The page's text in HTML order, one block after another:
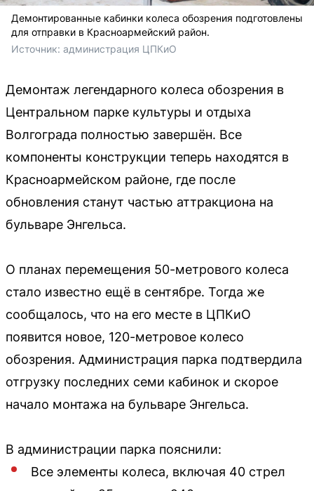
Демонтированные кабинки колеса обозрения подготовлены
для отправки в Красноармейский район.
Источник: администрация ЦПКиО
Демонтаж легендарного колеса обозрения в
Центральном парке культуры и отдыха
Волгограда полностью завершён. Все
компоненты конструкции теперь находятся в
Красноармейском районе, где после
обновления станут частью аттракциона на
бульваре Энгельса.
О планах перемещения 50-метрового колеса
стало известно ещё в сентябре. Тогда же
сообщалось, что на его месте в ЦПКиО
появится новое, 120-метровое колесо
обозрения. Администрация парка подтвердила
отгрузку последних семи кабинок и скорое
начало монтажа на бульваре Энгельса.
В администрации парка пояснили:
Все элементы колеса, включая 40 стрел